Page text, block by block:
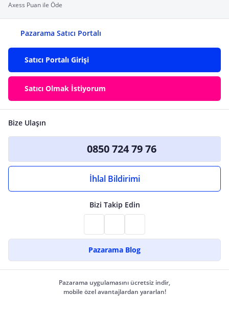
Axess Puan ile Öde
Pazarama Satıcı Portalı
Satıcı Portalı Girişi
Satıcı Olmak İstiyorum
Bize Ulaşın
0850 724 79 76
İhlal Bildirimi
Bizi Takip Edin
Pazarama Blog
Pazarama uygulamasını ücretsiz indir,
mobile özel avantajlardan yararlan!